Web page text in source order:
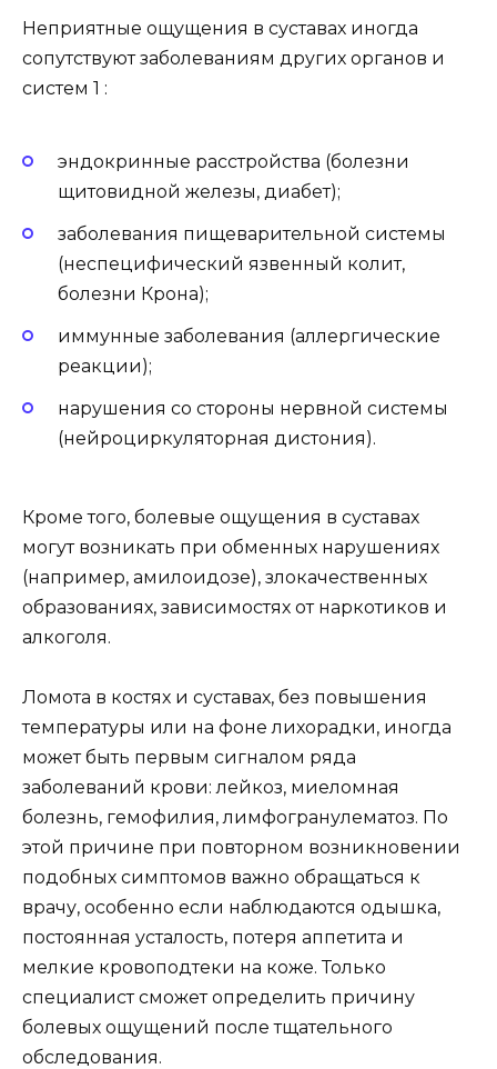
Неприятные ощущения в суставах иногда
сопутствуют заболеваниям других органов и
систем 1 :
эндокринные расстройства (болезни
щитовидной железы, диабет);
заболевания пищеварительной системы
(неспецифический язвенный колит,
болезни Крона);
иммунные заболевания (аллергические
реакции);
нарушения со стороны нервной системы
(нейроциркуляторная дистония).
Кроме того, болевые ощущения в суставах
могут возникать при обменных нарушениях
(например, амилоидозе), злокачественных
образованиях, зависимостях от наркотиков и
алкоголя.
Ломота в костях и суставах, без повышения
температуры или на фоне лихорадки, иногда
может быть первым сигналом ряда
заболеваний крови: лейкоз, миеломная
болезнь, гемофилия, лимфогранулематоз. По
этой причине при повторном возникновении
подобных симптомов важно обращаться к
врачу, особенно если наблюдаются одышка,
постоянная усталость, потеря аппетита и
мелкие кровоподтеки на коже. Только
специалист сможет определить причину
болевых ощущений после тщательного
обследования.